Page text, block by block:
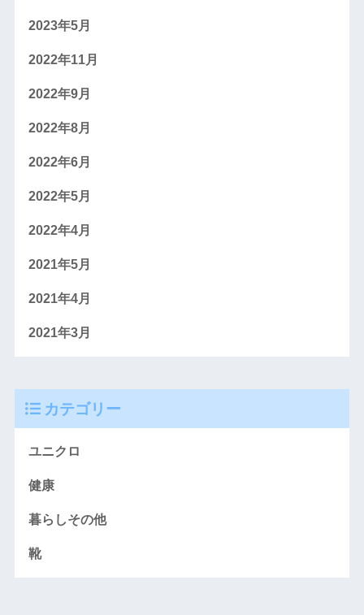
2023年5月
2022年11月
2022年9月
2022年8月
2022年6月
2022年5月
2022年4月
2021年5月
2021年4月
2021年3月
カテゴリー
ユニクロ
健康
暮らしその他
靴